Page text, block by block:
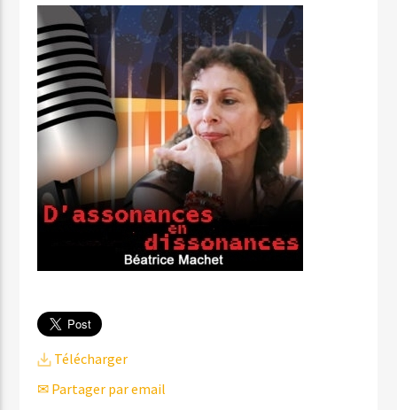
Télécharger
✉ Partager par email